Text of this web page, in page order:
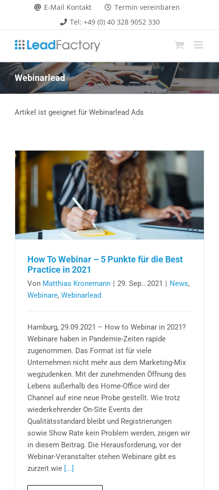
springen
E-Mail Kontakt
Termin vereinbaren
Tel: +49 (0) 40 328 9052 330
Webinarlead
Artikel ist geeignet für Webinarlead Ads
How To Webinar – 5 Punkte für die Best
Practice in 2021
Von Matthias Kronemann | 29. Sep.. 2021 | News,
Webinare, Webinarlead
Hamburg, 29.09.2021 – How to Webinar in 2021?
Webinare haben in Pandemie-Zeiten rapide
zugenommen. Das Format ist für viele
Unternehmen nicht mehr aus dem Marketing-Mix
wegzudenken. Mit der zunehmenden Öffnung des
Lebens außerhalb des Home-Office wird der
Channel auf eine neue Probe gestellt. Wie trotz
wiederkehrender On-Site Events der
Qualitätsstandard bleibt und Registrierungen
sowie Show Rate kein Problem werden, zeigen wir
in diesem Beitrag. Die Herausforderung, vor der
Webinar-Veranstalter stehen Webinare gibt es
zurzeit wie [...]